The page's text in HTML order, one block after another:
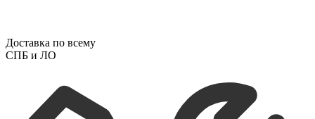
Доставка по всему
СПБ и ЛО